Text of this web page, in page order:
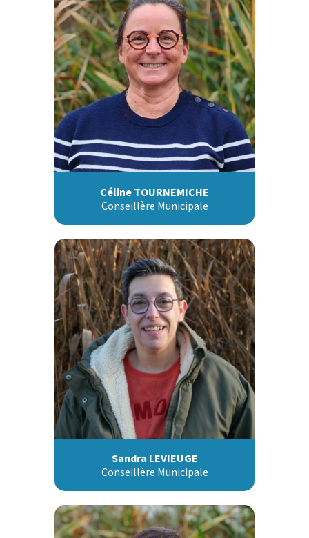
Céline TOURNEMICHE
Conseillère Municipale
Sandra LEVIEUGE
Conseillère Municipale